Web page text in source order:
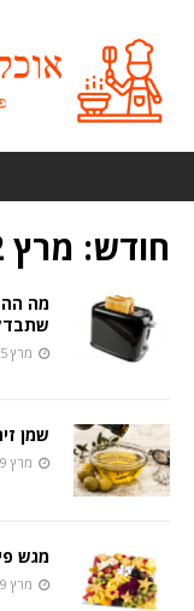
חודש: מרץ 2022
מה
מרץ 15, 2022
שמן
מרץ 9, 2022
מגש
מרץ 9, 2022